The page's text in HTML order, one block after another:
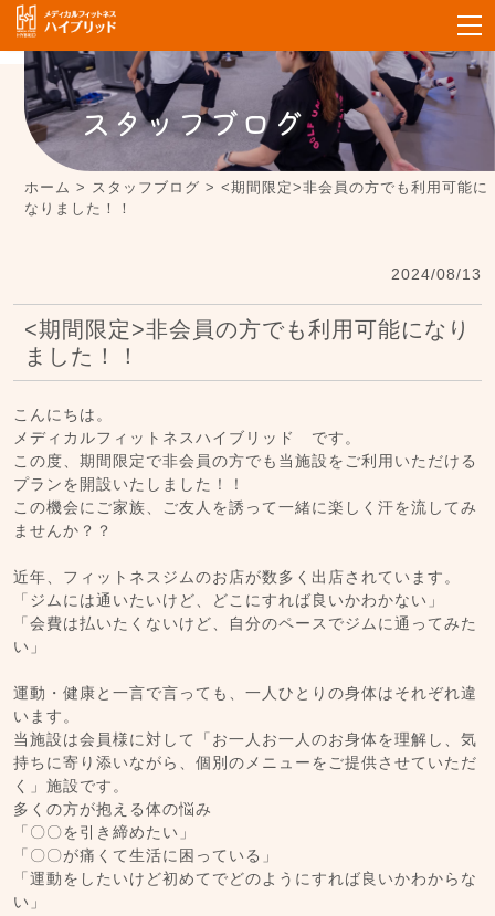
スタッフブログ
ホーム > スタッフブログ ><期間限定>非会員の方でも利用可能に
なりました！！
2024/08/13
<期間限定>非会員の方でも利用可能になり
ました！！
こんにちは。
メディカルフィットネスハイブリッド です。
この度、期間限定で非会員の方でも当施設をご利用いただける
プランを開設いたしました！！
この機会にご家族、ご友人を誘って一緒に楽しく汗を流してみ
ませんか？？
近年、フィットネスジムのお店が数多く出店されています。
「ジムには通いたいけど、どこにすれば良いかわかない」
「会費は払いたくないけど、自分のペースでジムに通ってみた
い」
運動・健康と一言で言っても、一人ひとりの身体はそれぞれ違
います。
当施設は会員様に対して「お一人お一人のお身体を理解し、気
持ちに寄り添いながら、個別のメニューをご提供させていただ
く」施設です。
多くの方が抱える体の悩み
「〇〇を引き締めたい」
「〇〇が痛くて生活に困っている」
「運動をしたいけど初めてでどのようにすれば良いかわからな
い」